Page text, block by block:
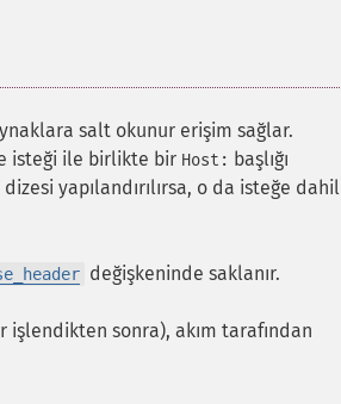
salt okunur erişim sağlar.
isteği ile birlikte bir Host: başlığı
dizesi yapılandırılırsa, o da isteğe dahil
değişkeninde saklanır.
sonra), akım tarafından